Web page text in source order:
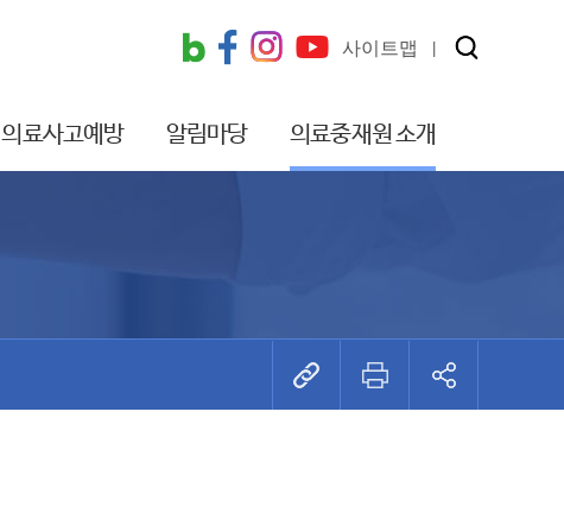
사이트맵
의료사고예방 알림마당 의료중재원 소개